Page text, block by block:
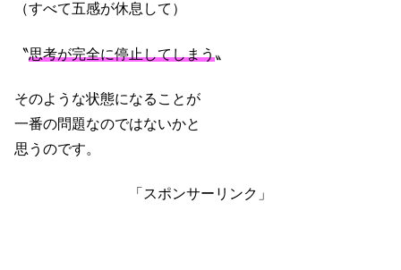
（すべて五感が休息して）
〝思考が完全に停止してしまう〟
そのような状態になることが
一番の問題なのではないかと
思うのです。
「スポンサーリンク」